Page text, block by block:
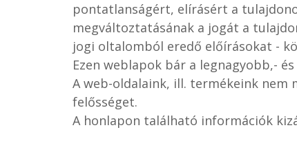
pontatlanságért, elírásért a
megváltoztatásának a jogát a
jogi oltalomból eredő előírásokat -
Ezen weblapok bár a legnagyobb,-
A web-oldalaink, ill. termékeink nem
felősséget.
A honlapon található információk